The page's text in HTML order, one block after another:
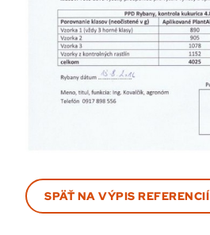
SPÄŤ NA VÝPIS REFERENCIÍ